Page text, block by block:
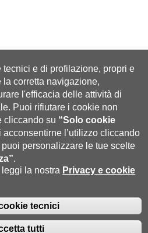
e di profilazione, propri e
la corretta navigazione,
l'efficacia delle attività di
Puoi rifiutare i cookie non
cliccando su “Solo cookie
acconsentirne l’utilizzo cliccando
personalizzare le tue scelte
.
la nostra Privacy e cookie
tecnici
tutti